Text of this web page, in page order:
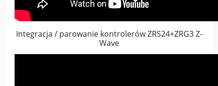
Integracja / parowanie kontrolerów ZRS24+ZRG3 Z-
Wave